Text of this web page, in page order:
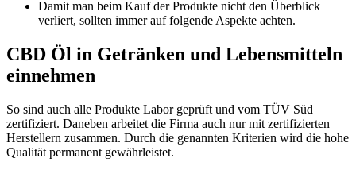
Damit man beim Kauf der Produkte nicht den Überblick
verliert, sollten immer auf folgende Aspekte achten.
CBD Öl in Getränken und Lebensmitteln
einnehmen
So sind auch alle Produkte Labor geprüft und vom TÜV Süd
zertifiziert. Daneben arbeitet die Firma auch nur mit zertifizierten
Herstellern zusammen. Durch die genannten Kriterien wird die hohe
Qualität permanent gewährleistet.